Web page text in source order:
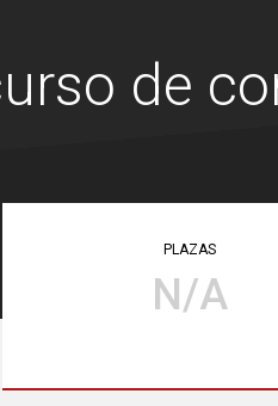
de
PLAZAS
N/A